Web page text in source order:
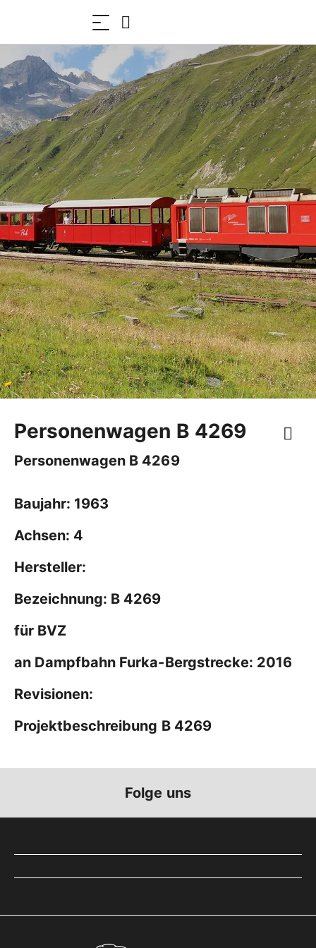
Personenwagen B 4269
Personenwagen B 4269
Baujahr: 1963
Achsen: 4
Hersteller:
Bezeichnung: B 4269
für BVZ
an Dampfbahn Furka-Bergstrecke: 2016
Revisionen:
Projektbeschreibung B 4269
Folge uns